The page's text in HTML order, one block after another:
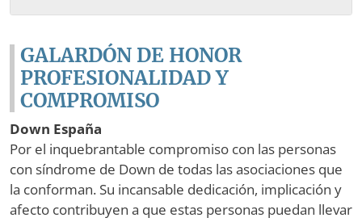
GALARDÓN DE HONOR
PROFESIONALIDAD Y
COMPROMISO
Down España
Por el inquebrantable compromiso con las personas
con síndrome de Down de todas las asociaciones que
la conforman. Su incansable dedicación, implicación y
afecto contribuyen a que estas personas puedan llevar